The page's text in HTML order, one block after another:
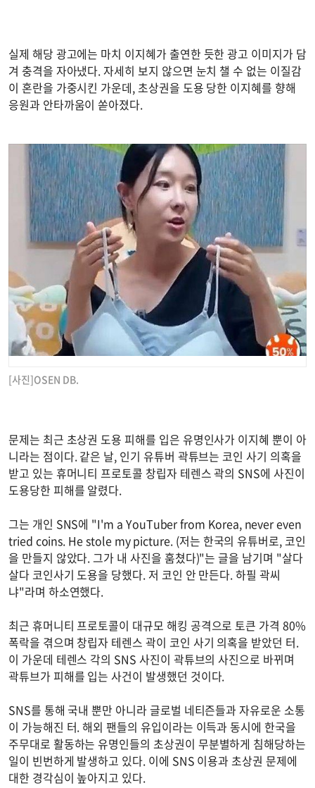
실제 해당 광고에는 마치 이지혜가 출연한 듯한 광고 이미지가 담
겨 충격을 자아냈다. 자세히 보지 않으면 눈치 챌 수 없는 이질감
이 혼란을 가중시킨 가운데, 초상권을 도용 당한 이지혜를 향해
응원과 안타까움이 쏟아졌다.
[사진]OSEN DB.
문제는 최근 초상권 도용 피해를 입은 유명인사가 이지혜 뿐이 아
니라는 점이다. 같은 날, 인기 유튜버 곽튜브는 코인 사기 의혹을
받고 있는 휴머니티 프로토콜 창립자 테렌스 곽의 SNS에 사진이
도용당한 피해를 알렸다.
그는 개인 SNS에 "I'm a YouTuber from Korea, never even
tried coins. He stole my picture. (저는 한국의 유튜버로, 코인
을 만들지 않았다. 그가 내 사진을 훔쳤다)"는 글을 남기며 "살다
살다 코인사기 도용을 당했다. 저 코인 안 만든다. 하필 곽씨
냐"라며 하소연했다.
최근 휴머니티 프로토콜이 대규모 해킹 공격으로 토큰 가격 80%
폭락을 겪으며 창립자 테렌스 곽이 코인 사기 의혹을 받았던 터.
이 가운데 테렌스 각의 SNS 사진이 곽튜브의 사진으로 바뀌며
곽튜브가 피해를 입는 사건이 발생했던 것이다.
SNS를 통해 국내 뿐만 아니라 글로벌 네티즌들과 자유로운 소통
이 가능해진 터. 해외 팬들의 유입이라는 이득과 동시에 한국을
주무대로 활동하는 유명인들의 초상권이 무분별하게 침해당하는
일이 빈번하게 발생하고 있다. 이에 SNS 이용과 초상권 문제에
대한 경각심이 높아지고 있다.